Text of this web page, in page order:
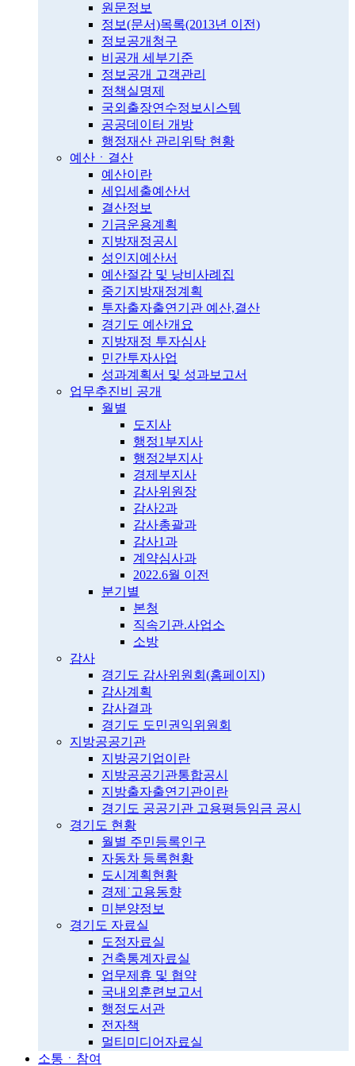
원문정보
정보(문서)목록(2013년 이전)
정보공개청구
비공개 세부기준
정보공개 고객관리
정책실명제
국외출장연수정보시스템
공공데이터 개방
행정재산 관리위탁 현황
예산ㆍ결산
예산이란
세입세출예산서
결산정보
기금운용계획
지방재정공시
성인지예산서
예산절감 및 낭비사례집
중기지방재정계획
투자출자출연기관 예산,결산
경기도 예산개요
지방재정 투자심사
민간투자사업
성과계획서 및 성과보고서
업무추진비 공개
월별
도지사
행정1부지사
행정2부지사
경제부지사
감사위원장
감사2과
감사총괄과
감사1과
계약심사과
2022.6월 이전
분기별
본청
직속기관.사업소
소방
감사
경기도 감사위원회(홈페이지)
감사계획
감사결과
경기도 도민권익위원회
지방공공기관
지방공기업이란
지방공공기관통합공시
지방출자출연기관이란
경기도 공공기관 고용평등임금 공시
경기도 현황
월별 주민등록인구
자동차 등록현황
도시계획현황
경제˙고용동향
미분양정보
경기도 자료실
도정자료실
건축통계자료실
업무제휴 및 협약
국내외훈련보고서
행정도서관
전자책
멀티미디어자료실
소통ㆍ참여